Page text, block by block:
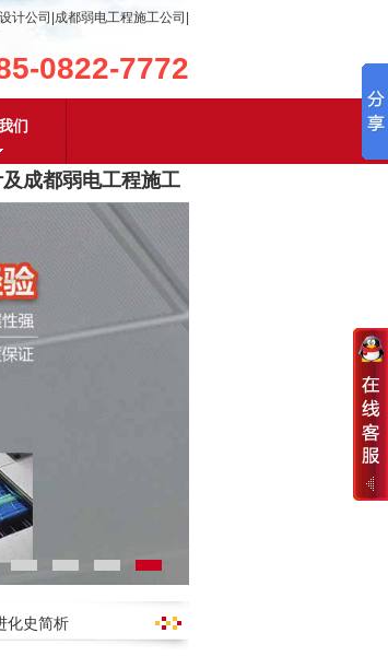
计公司|成都弱电工程施工公司|
0822-7772
们
都弱电工程施工，含
化史简析